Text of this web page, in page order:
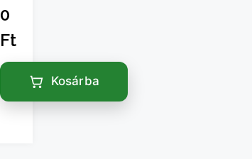
0
Ft
Kosárba